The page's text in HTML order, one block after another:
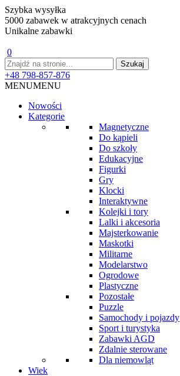
Szybka wysyłka
5000 zabawek w atrakcyjnych cenach
Unikalne zabawki
0
+48 798-857-876
MENUMENU
Nowości
Kategorie
Magnetyczne
Do kąpieli
Do szkoły
Edukacyjne
Figurki
Gry
Klocki
Interaktywne
Kolejki i tory
Lalki i akcesoria
Majsterkowanie
Maskotki
Militarne
Modelarstwo
Ogrodowe
Plastyczne
Pozostałe
Puzzle
Samochody i pojazdy
Sport i turystyka
Zabawki AGD
Zdalnie sterowane
Dla niemowląt
Wiek